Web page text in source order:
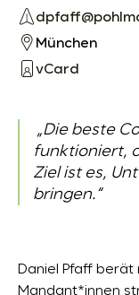
München
vCard
„Die beste
funktioniert,
Ziel ist es,
bringen.“
Daniel Pfaff
Mandant*innen